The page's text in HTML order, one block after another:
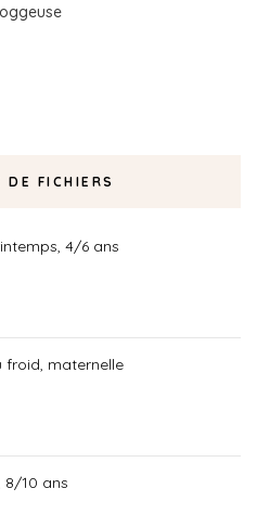
DE FICHIERS
4/6 ans
froid, maternelle
8/10 ans